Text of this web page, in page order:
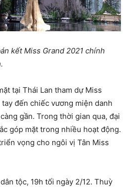
kết Miss Grand 2021 chính
tại Thái Lan tham dự Miss
đến chiếc vương miện danh
gần. Trong thời gian qua, đại
góp mặt trong nhiều hoạt động.
vọng cho ngôi vị Tân Miss
tộc, 19h tối ngày 2/12. Thuỳ